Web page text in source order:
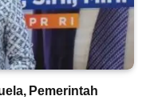
Pemerintah